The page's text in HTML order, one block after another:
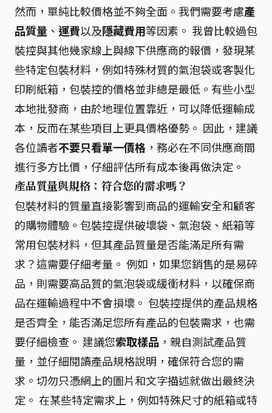
然而，單純比較價格並不夠全面。我們需要考慮產
品質量 、 運費以及隱藏費用等因素。 我曾比較過包
裝控與其他幾家線上與線下供應商的報價，發現某
些特定包裝材料，例如特殊材質的氣泡袋或客製化
印刷紙箱，包裝控的價格並非總是最低。有些小型
本地批發商，由於地理位置靠近，可以降低運輸成
本，反而在某些項目上更具價格優勢。 因此，建議
各位讀者不要只看單一價格 ，務必在不同供應商間
進行多方比價，仔細評估所有成本後再做決定。
產品質量與規格：符合您的需求嗎？
包裝材料的質量直接影響到商品的運輸安全和顧客
的購物體驗。包裝控提供破壞袋、氣泡袋、紙箱等
常用包裝材料，但其產品質量是否能滿足所有需
求？這需要仔細考量。 例如，如果您銷售的是易碎
品，則需要高品質的氣泡袋或緩衝材料，以確保商
品在運輸過程中不會損壞。 包裝控提供的產品規格
是否齊全，能否滿足您所有產品的包裝需求，也需
要仔細檢查。 建議您索取樣品 ，親自測試產品質
量，並仔細閱讀產品規格說明，確保符合您的需
求。切勿只憑網上的圖片和文字描述就做出最終決
定。 在某些特定需求上，例如特殊尺寸的紙箱或特